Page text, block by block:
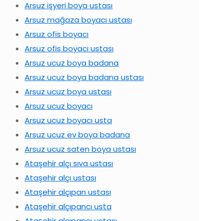
Arsuz işyeri boya ustası
Arsuz mağaza boyacı ustası
Arsuz ofis boyacı
Arsuz ofis boyacı ustası
Arsuz ucuz boya badana
Arsuz ucuz boya badana ustası
Arsuz ucuz boya ustası
Arsuz ucuz boyacı
Arsuz ucuz boyacı usta
Arsuz ucuz ev boya badana
Arsuz ucuz saten boya ustası
Ataşehir alçı sıva ustası
Ataşehir alçı ustası
Ataşehir alçıpan ustası
Ataşehir alçıpancı usta